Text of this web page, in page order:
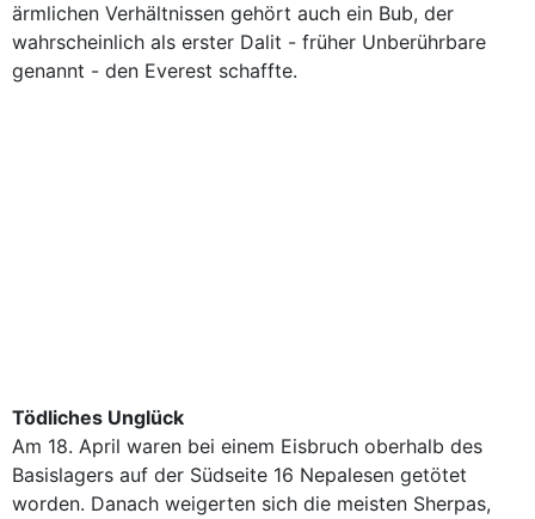
ärmlichen Verhältnissen gehört auch ein Bub, der
wahrscheinlich als erster Dalit - früher Unberührbare
genannt - den Everest schaffte.
Tödliches Unglück
Am 18. April waren bei einem Eisbruch oberhalb des
Basislagers auf der Südseite 16 Nepalesen getötet
worden. Danach weigerten sich die meisten Sherpas,